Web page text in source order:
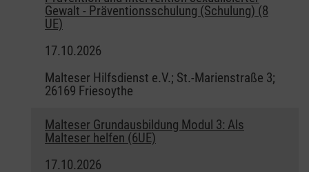
Gewalt - Präventionsschulung (Schulung) (8
UE)
17.10.2026
Malteser Hilfsdienst e.V.; St.-Marienstraße 3;
26169 Friesoythe
Malteser Grundausbildung Modul 3: Als
Malteser helfen (6UE)
17.10.2026